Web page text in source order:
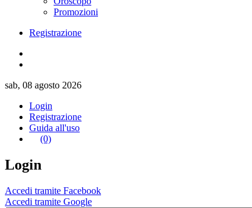
Promozioni
Registrazione
sab, 08 agosto 2026
Login
Registrazione
Guida all'uso
(0)
Login
Accedi tramite Facebook
Accedi tramite Google